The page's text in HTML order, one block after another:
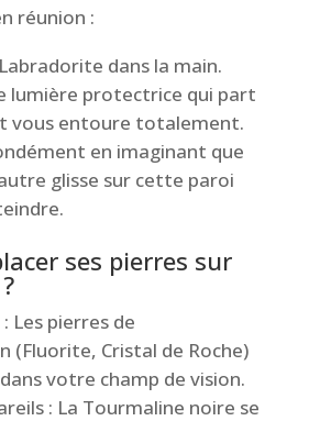
réunion :
dans la main.
lumière protectrice qui part
vous entoure totalement.
en imaginant que
glisse sur cette paroi
ses pierres sur
Les pierres de
(Fluorite, Cristal de Roche)
votre champ de vision.
: La Tourmaline noire se